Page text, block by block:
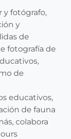
y fotógrafo,
y
de
fotografía de
de
educativos,
de fauna
colabora